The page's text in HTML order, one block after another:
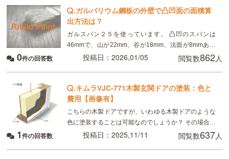
.ガルバリウム鋼板の外壁で凸凹面の面積算
出方法は？
ガルスパン２５を使っています。 凸凹のスパンは
46mmで、山が22mm、谷が18mm、法面が8mmあり
ます。 つまり46mmスパン部分をを引き延ばすと
0件の回答数 投稿日：2026,01/05 閲覧数862人
.キムラVJC-771木製玄関ドアの塗装：色と
費用【画像有】
こちらの木製ドアですが、いわゆる木製ドアのような
色に塗装することは可能なのでしょうか？ その場合お
いくらくらいかかるのでしょうか？
1件の回答数 投稿日：2025,11/11 閲覧数637人